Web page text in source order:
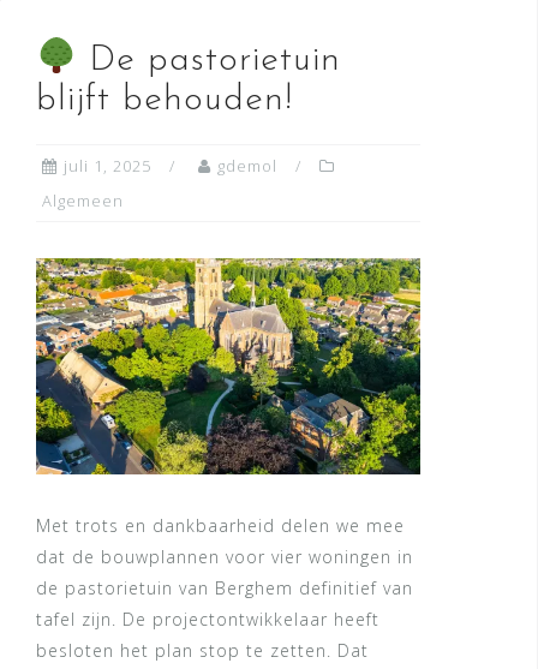
De pastorietuin
blijft behouden!
juli 1, 2025
gdemol
Algemeen
Met trots en dankbaarheid delen we mee
dat de bouwplannen voor vier woningen in
de pastorietuin van Berghem definitief van
tafel zijn. De projectontwikkelaar heeft
besloten het plan stop te zetten. Dat